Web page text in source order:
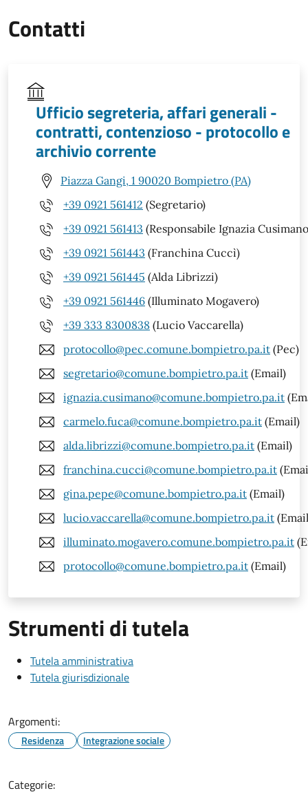
Contatti
Ufficio segreteria, affari generali -
contratti, contenzioso - protocollo e
archivio corrente
Piazza Gangi, 1 90020 Bompietro (PA)
+39 0921 561412 (Segretario)
+39 0921 561413 (Responsabile Ignazia
+39 0921 561443 (Franchina Cuccì)
+39 0921 561445 (Alda Librizzi)
+39 0921 561446 (Illuminato Mogavero)
+39 333 8300838 (Lucio Vaccarella)
protocollo@pec.comune.bompietro.pa.it (Pec)
segretario@comune.bompietro.pa.it (Email)
ignazia.cusimano@comune.bompietro.pa.it
carmelo.fuca@comune.bompietro.pa.it (Email)
alda.librizzi@comune.bompietro.pa.it (Email)
franchina.cucci@comune.bompietro.pa.it
gina.pepe@comune.bompietro.pa.it (Email)
lucio.vaccarella@comune.bompietro.pa.it
illuminato.mogavero.comune.bompietro.pa.it
protocollo@comune.bompietro.pa.it (Email)
Strumenti di tutela
Tutela amministrativa
Tutela giurisdizionale
Argomenti:
Residenza Integrazione sociale
Categorie: